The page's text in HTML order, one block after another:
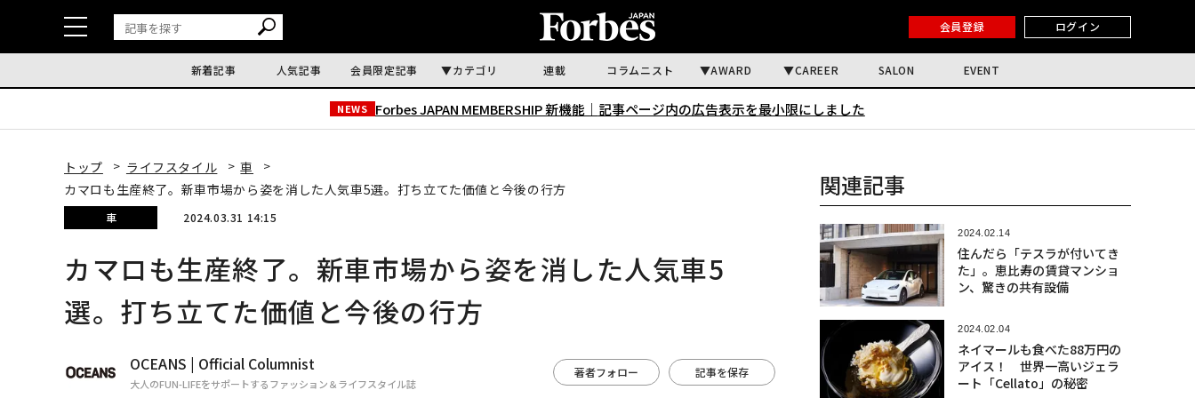
会員登録 ログイン
新着記事 人気記事 会員限定記事 カテゴリ 連載 コラムニスト AWARD CAREER SALON EVENT
NEWS Forbes JAPAN MEMBERSHIP 新機能｜ 記事ページ内の広告表示を最小限にしました
トップ ライフスタイル
車
カマロも生産終了。新車市場から姿を消した人気車5選。打ち立てた価値と今後の行方
車 2024.03.31 14:15
カマロも生産終了。新車市場から姿を消した人気車5
選。打ち立てた価値と今後の行方
OCEANS | Official Columnist
大人のFUN-LIFEをサポートするファッション＆ライフスタイル誌
著者フォロー 記事を保存
関連記事
2024.02.14
住んだら「テスラが付いてき
た」。恵比寿の賃貸マンショ
ン、驚きの共有設備
2024.02.04
ネイマールも食べた88万円の
アイス！ 世界一高いジェラ
ート「Cellato」の秘密